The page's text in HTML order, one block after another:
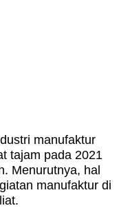
manufaktur
tajam pada 2021
Menurutnya, hal
manufaktur di